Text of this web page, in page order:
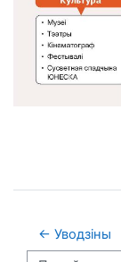
← Уводзіны